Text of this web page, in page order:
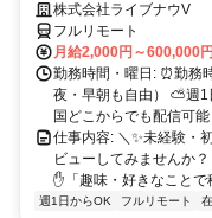
～OK♪
株式会社ライブナウV
フルリモート
月給2,000円～600,000円
勤務時間・曜日: ⏰勤務
夜・早朝も自由） ⛅週
国どこからでも配信可
仕事内容: ＼✨未経験・
ビューしてみませんか
✋「趣味・好きなこと
週1日からOK フルリモート